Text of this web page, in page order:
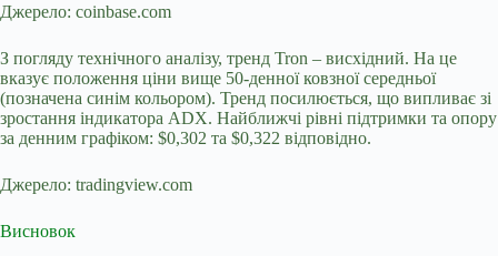
Джерело: coinbase.com
З погляду технічного аналізу, тренд Tron – висхідний. На це
вказує положення ціни вище 50-денної ковзної середньої
(позначена синім кольором). Тренд посилюється, що випливає зі
зростання індикатора ADX. Найближчі рівні підтримки та опору
за денним графіком: $0,302 та $0,322 відповідно.
Джерело: tradingview.com
Висновок